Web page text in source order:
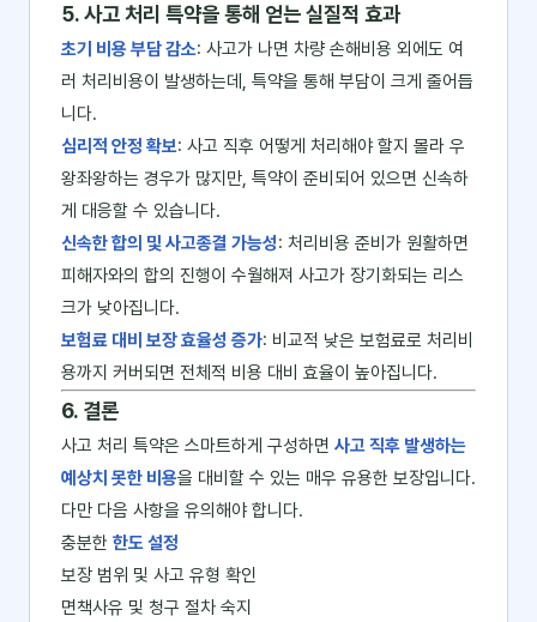
5. 사고 처리 특약을 통해 얻는 실질적 효과
초기 비용 부담 감소: 사고가 나면 차량 손해비용 외에도 여
러 처리비용이 발생하는데, 특약을 통해 부담이 크게 줄어듭
니다.
심리적 안정 확보: 사고 직후 어떻게 처리해야 할지 몰라 우
왕좌왕하는 경우가 많지만, 특약이 준비되어 있으면 신속하
게 대응할 수 있습니다.
신속한 합의 및 사고종결 가능성: 처리비용 준비가 원활하면
피해자와의 합의 진행이 수월해져 사고가 장기화되는 리스
크가 낮아집니다.
보험료 대비 보장 효율성 증가: 비교적 낮은 보험료로 처리비
용까지 커버되면 전체적 비용 대비 효율이 높아집니다.
6. 결론
사고 처리 특약은 스마트하게 구성하면 사고 직후 발생하는
예상치 못한 비용을 대비할 수 있는 매우 유용한 보장입니다.
다만 다음 사항을 유의해야 합니다.
충분한 한도 설정
보장 범위 및 사고 유형 확인
면책사유 및 청구 절차 숙지